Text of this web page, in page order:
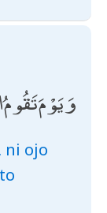
وَيَوْمَ
ni ojo